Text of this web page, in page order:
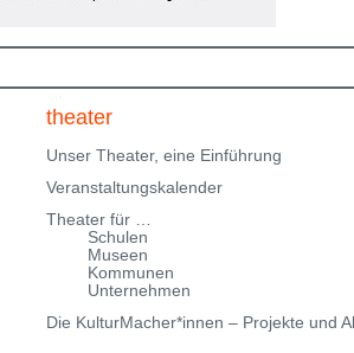
theater
Unser Theater, eine Einführung
Veranstaltungskalender
Theater für …
Schulen
Museen
Kommunen
Unternehmen
Die KulturMacher*innen – Projekte und